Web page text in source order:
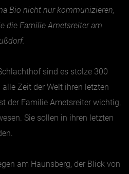
Bio nicht nur kommunizieren,
die Familie Ametsreiteram
sind es stolze 300
Zeit der Welt ihren letzten
der Familie Ametsreiter wichtig,
Sie sollen in ihren letzten
am Haunsberg, der Blick von